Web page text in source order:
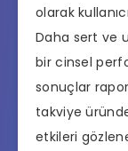
olarak
Daha sert ve
bir cinsel
sonuçlar
takviye
etkileri